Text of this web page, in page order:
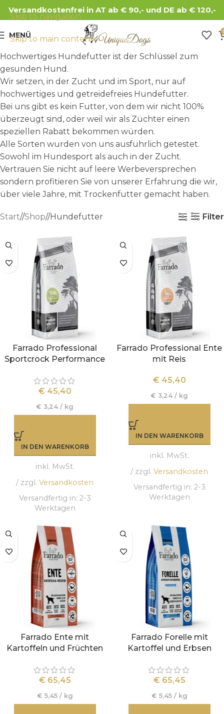
Skip to navigation
Skip to main content
Versandkostenfrei in AT ab € 90,- und DE ab € 120,-
MENÜ
Hochwertiges Hundefutter ist der Schlüssel zum
gesunden Hund.
Wir setzen, in der Zucht und im Sport, nur auf
hochwertiges und getreidefreies Hundefutter.
Bei uns gibt es kein Futter, von dem wir nicht 100%
überzeugt sind, oder weil wir als Züchter einen
speziellen Rabatt bekommen würden.
Alle Sorten wurden von uns ausführlich getestet.
Sowohl im Hundesport als auch in der Zucht.
Vertrauen Sie nicht auf leere Werbeversprechen
sondern profitieren Sie von unserer Erfahrung die wir,
über viele Jahre, mit Trockenfutter gemacht haben.
Start/ Shop/ Hundefutter Filter
Farrado Professional
Sportcrock Performance
€ 45,40
€ 3,24 / kg
IN DEN WARENKORB
inkl. MwSt.
/ zzgl. Versandkosten
Versandfertig in: 2-3
Werktagen
Farrado Professional Ente
mit Reis
€ 45,40
€ 3,24 / kg
IN DEN WARENKORB
inkl. MwSt.
/ zzgl. Versandkosten
Versandfertig in: 2-3
Werktagen
Farrado Ente mit
Kartoffeln und Früchten
€ 65,45
€ 5,45/ kg
Farrado Forelle mit
Kartoffel und Erbsen
€ 65,45
€ 5,45/ kg